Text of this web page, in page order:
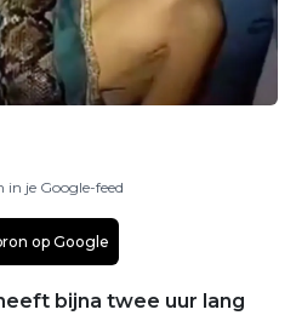
je Google-feed
op Google
bijna twee uur lang